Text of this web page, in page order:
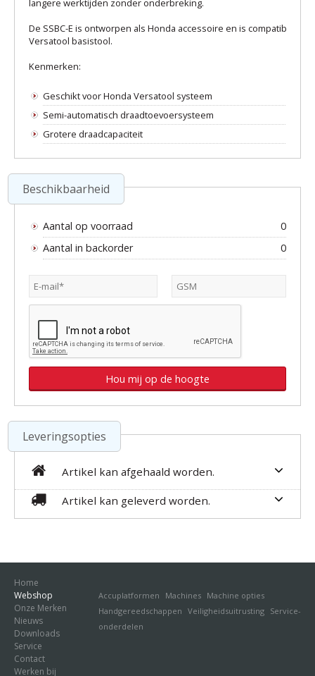
langere werktijden zonder onderbreking.
De SSBC-E is ontworpen als Honda accessoire en is compatibel
Versatool basistool.
Kenmerken:
Geschikt voor Honda Versatool systeem
Semi-automatisch draadtoevoersysteem
Grotere draadcapaciteit
Beschikbaarheid
Aantal op voorraad
0
Aantal in backorder
0
Leveringsopties
Artikel kan afgehaald worden.
Artikel kan geleverd worden.
Home
Webshop
Accuplatformen Machines Machine opties
Handgereedschappen Veiligheidsuitrusting Service-
onderdelen
Onze Merken
Nieuws
Downloads
Service
Contact
Werken bij